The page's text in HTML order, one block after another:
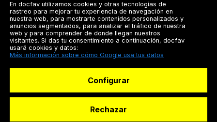
Registrarse
Docfav
En docfav utilizamos cookies y otras tecnologías de
rastreo para mejorar tu experiencia de navegación en
nuestra web, para mostrarte contenidos personalizados y
anuncios segmentados, para analizar el tráfico de nuestra
web y para comprender de donde llegan nuestros
visitantes. Si das tu consentimiento a continuación, docfav
usará cookies y datos:
Más información sobre cómo Google usa tus datos
Configurar
Rechazar